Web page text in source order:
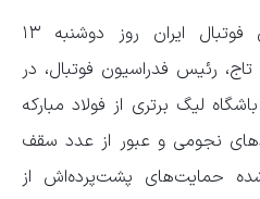
یکی از کارمندان فدراسیون فوتبال ایران روز دوشنبه ۱۳
رئیس فدراسیون فوتبال، در
لیگ برتری از فولاد مبارکه
نجومی و عبور از عدد سقف
حمایت‌های پشت‌پرده‌اش از